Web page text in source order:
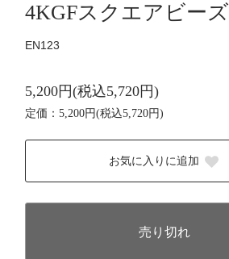
4KGFスクエアビーズ
EN123
5,200円(税込5,720円)
定価：5,200円(税込5,720円)
お気に入りに追加
売り切れ